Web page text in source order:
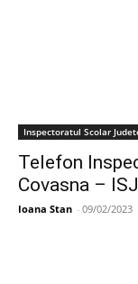
Inspectoratul Scolar
Telefon
Covasna – ISJ
Ioana Stan - 09/02/2023